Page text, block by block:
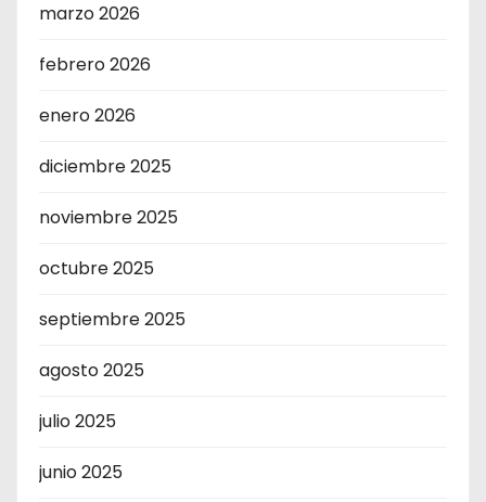
marzo 2026
febrero 2026
enero 2026
diciembre 2025
noviembre 2025
octubre 2025
septiembre 2025
agosto 2025
julio 2025
junio 2025